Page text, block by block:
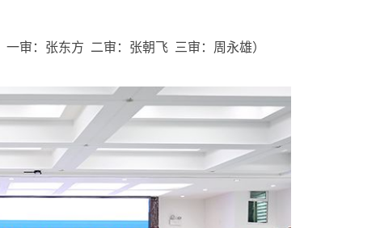
一审：张东方 二审：张朝飞 三审：周永雄）